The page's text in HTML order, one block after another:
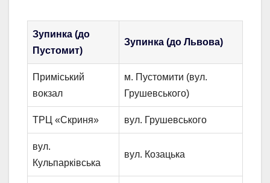
Зупинка (до
Пустомит)
Зупинка (до Львова)
Приміський
вокзал
м. Пустомити (вул.
Грушевського)
ТРЦ «Скриня» вул. Грушевського
вул.
Кульпарківська
вул. Козацька